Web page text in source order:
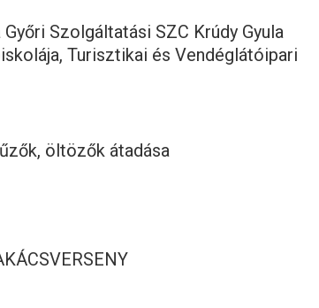
Szolgáltatási SZC Krúdy Gyula
Turisztikai és Vendéglátóipari
öltözők átadása